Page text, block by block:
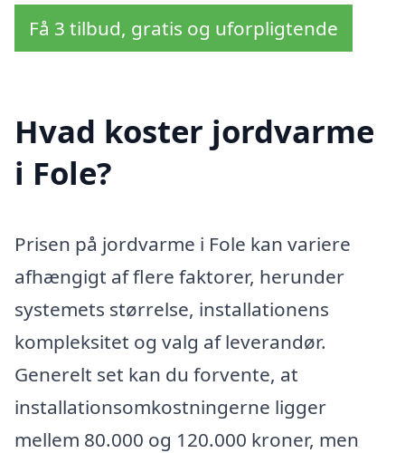
Få 3 tilbud, gratis og uforpligtende
Hvad koster jordvarme
i Fole?
Prisen på jordvarme i Fole kan variere
afhængigt af flere faktorer, herunder
systemets størrelse, installationens
kompleksitet og valg af leverandør.
Generelt set kan du forvente, at
installationsomkostningerne ligger
mellem 80.000 og 120.000 kroner, men